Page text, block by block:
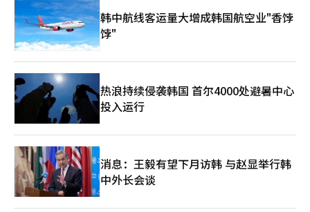
夺战中积极招聘，但在疫情后更注重改善盈利能力和降低成本。主
要企业如Kakao、NCsoft等也进行了自愿离职和业务调整。业内
有人指出，“转岗”实际上被用作裁员手段。虽然在业务结束后提
供其他部门的支持机会，但实际吸收能力有限。然而，企业表示这
是“合法且常规的人力资源调动程序”。未来如果NHN Edu启动裁
员程序，紧迫的经营需要和转岗努力的实质性将成为法律判断的关
键。工会可能采取法律行动，如申请不当解雇救济。当天的集会还
吸引了Nexon、Smilegate、Webzen、Hancom等主要IT企业工
会的参与。板桥科技谷的劳资问题正在扩散。业内评价称，“就业
灵活性与企业竞争力之间的平衡正在接受考验”。围绕加强再培
训、合理补偿、放宽子公司间流动壁垒等现实性软着陆方案的讨论
可能会加剧。NHN事件被认为是一个案例，质疑在快速变化的IT产
业环境中，管理效率化的合理性。关于在合并标准下管理业绩而在
法人单位上区分就业责任的结构是否具有社会说服力的争论也将继
续。最终，此次事件不仅是个别企业的裁员问题，还演变为围绕板
桥IT产业就业模式和控制结构责任范围的考验。
韩中航线客运量大增成韩国航空业"香饽
饽"
热浪持续侵袭韩国 首尔4000处避暑中心
投入运行
消息：王毅有望下月访韩 与赵显举行韩
中外长会谈